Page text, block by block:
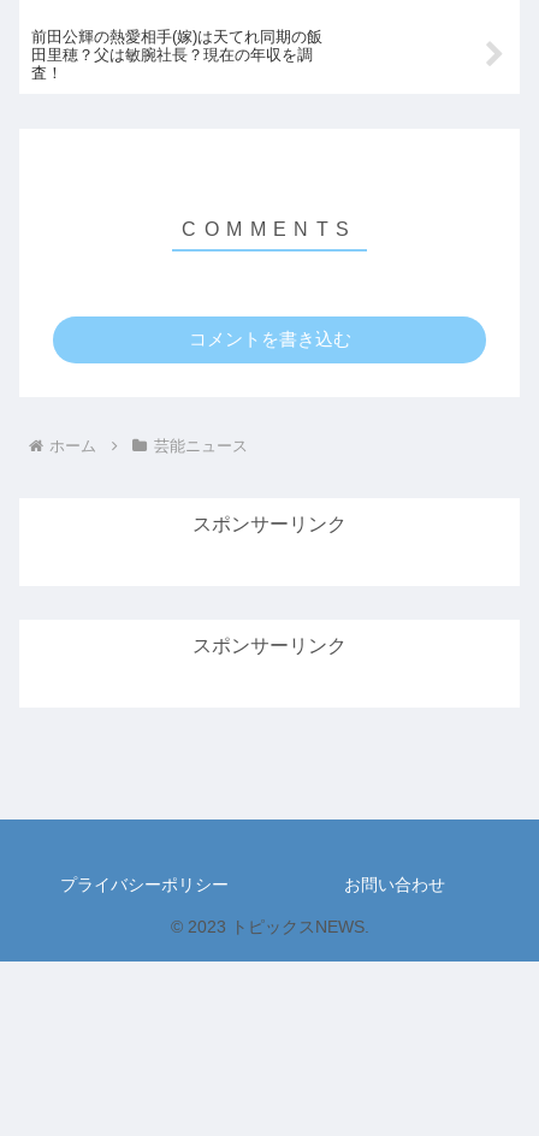
前田公輝の熱愛相手(嫁)は天てれ同期の飯
田里穂？父は敏腕社長？現在の年収を調
査！
コメントを書き込む
ホーム 芸能ニュース
スポンサーリンク
スポンサーリンク
プライバシーポリシー お問い合わせ
© 2023 トピックスNEWS.